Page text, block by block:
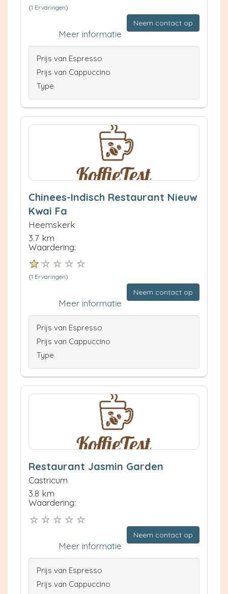
(1 Ervaringen)
Neem contact op
Meer informatie
Prijs van Espresso
Prijs van Cappuccino
Type
Chinees-Indisch Restaurant Nieuw
Kwai Fa
Heemskerk
3.7 km
Waardering:
(1 Ervaringen)
Neem contact op
Meer informatie
Prijs van Espresso
Prijs van Cappuccino
Type
Restaurant Jasmin Garden
Castricum
3.8 km
Waardering:
Neem contact op
Meer informatie
Prijs van Espresso
Prijs van Cappuccino